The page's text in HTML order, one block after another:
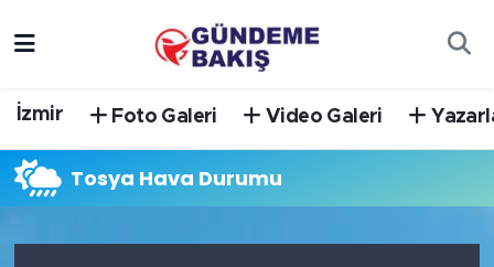
İzmir Foto Galeri Video Galeri
Tosya Hava Durumu
DÜNYA
EGE
Trafik Durumu
Süper Lig Puan Durumu ve Fikstür